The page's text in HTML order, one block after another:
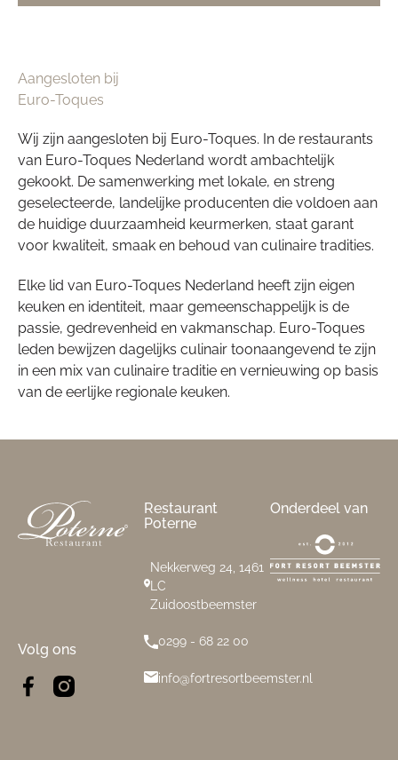
Aangesloten bij
Euro-Toques
Wij zijn aangesloten bij Euro-Toques. In de restaurants
van Euro-Toques Nederland wordt ambachtelijk
gekookt. De samenwerking met lokale, en streng
geselecteerde, landelijke producenten die voldoen aan
de huidige duurzaamheid keurmerken, staat garant
voor kwaliteit, smaak en behoud van culinaire tradities.
Elke lid van Euro-Toques Nederland heeft zijn eigen
keuken en identiteit, maar gemeenschappelijk is de
passie, gedrevenheid en vakmanschap. Euro-Toques
leden bewijzen dagelijks culinair toonaangevend te zijn
in een mix van culinaire traditie en vernieuwing op basis
van de eerlijke regionale keuken.
Volg ons
Restaurant
Poterne
Nekkerweg 24, 1461
LC
Zuidoostbeemster
0299 - 68 22 00
info@fortresortbeemster.nl
Onderdeel van